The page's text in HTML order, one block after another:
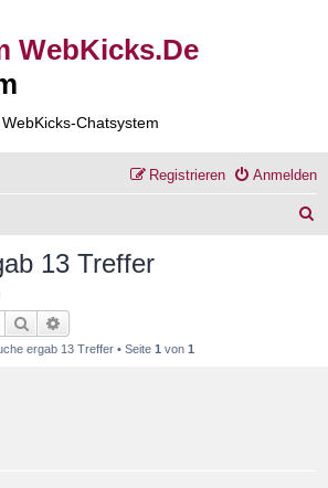
WebKicks.De
Chatsystem
Anmelden
Registrieren
13 Treffer
Suche
ergab 13 Treffer • Seite 1 von 1